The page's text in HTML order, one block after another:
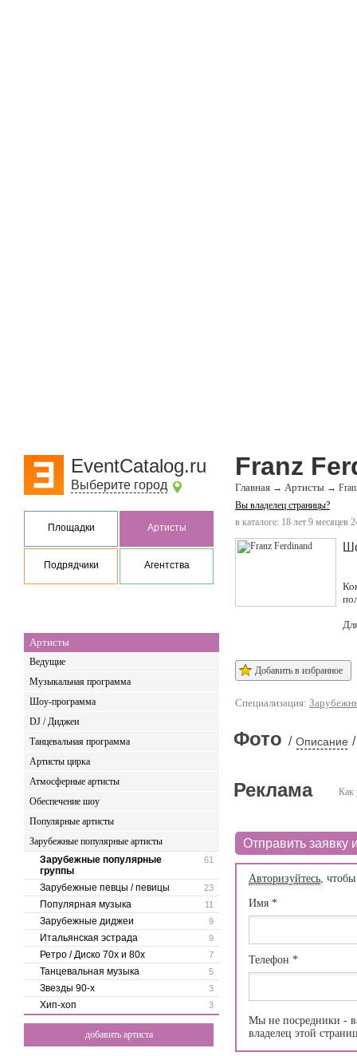
EventCatalog.ru
Выберите город
Площадки Артисты
Подрядчики Агентства
Артисты
Ведущие
Музыкальная программа
Шоу-программа
DJ / Диджеи
Танцевальная программа
Артисты цирка
Атмосферные артисты
Обеспечение шоу
Популярные артисты
Зарубежные популярные артисты
61
Зарубежные популярные
группы
23
Зарубежные певцы / певицы
11
Популярная музыка
9
Зарубежные диджеи
9
Итальянская эстрада
7
Ретро / Диско 70х и 80х
5
Танцевальная музыка
3
Звезды 90-х
3
Хип-хоп
добавить артиста
Franz
Главная → Артисты →
Вы владелец страницы?
в каталоге: 18 лет 9 месяцев
Добавить в избранное
Специализация:
Фото / Описание /
Как
Реклама
Отправить заявку
Авторизуйтесь,
Имя *
Телефон *
Мы не посредники -
владелец этой